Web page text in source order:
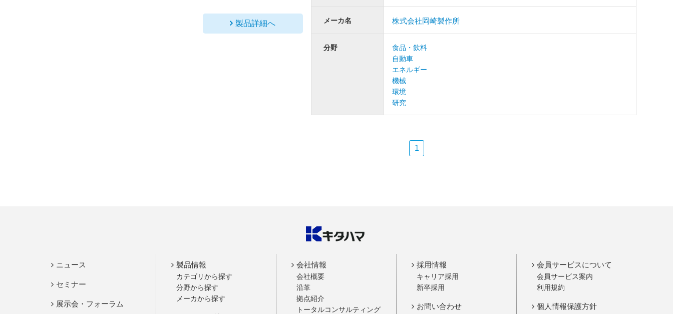
製品詳細へ メーカ名 株式会社岡崎製作所
分野
食品・飲料
自動車
エネルギー
機械
環境
研究
1
ニュース
セミナー
展示会・フォーラム
製品情報
カテゴリから探す
分野から探す
メーカから探す
会社情報
会社概要
沿革
拠点紹介
トータルコンサルティング
採用情報
キャリア採用
新卒採用
お問い合わせ
会員サービスについて
会員サービス案内
利用規約
個人情報保護方針